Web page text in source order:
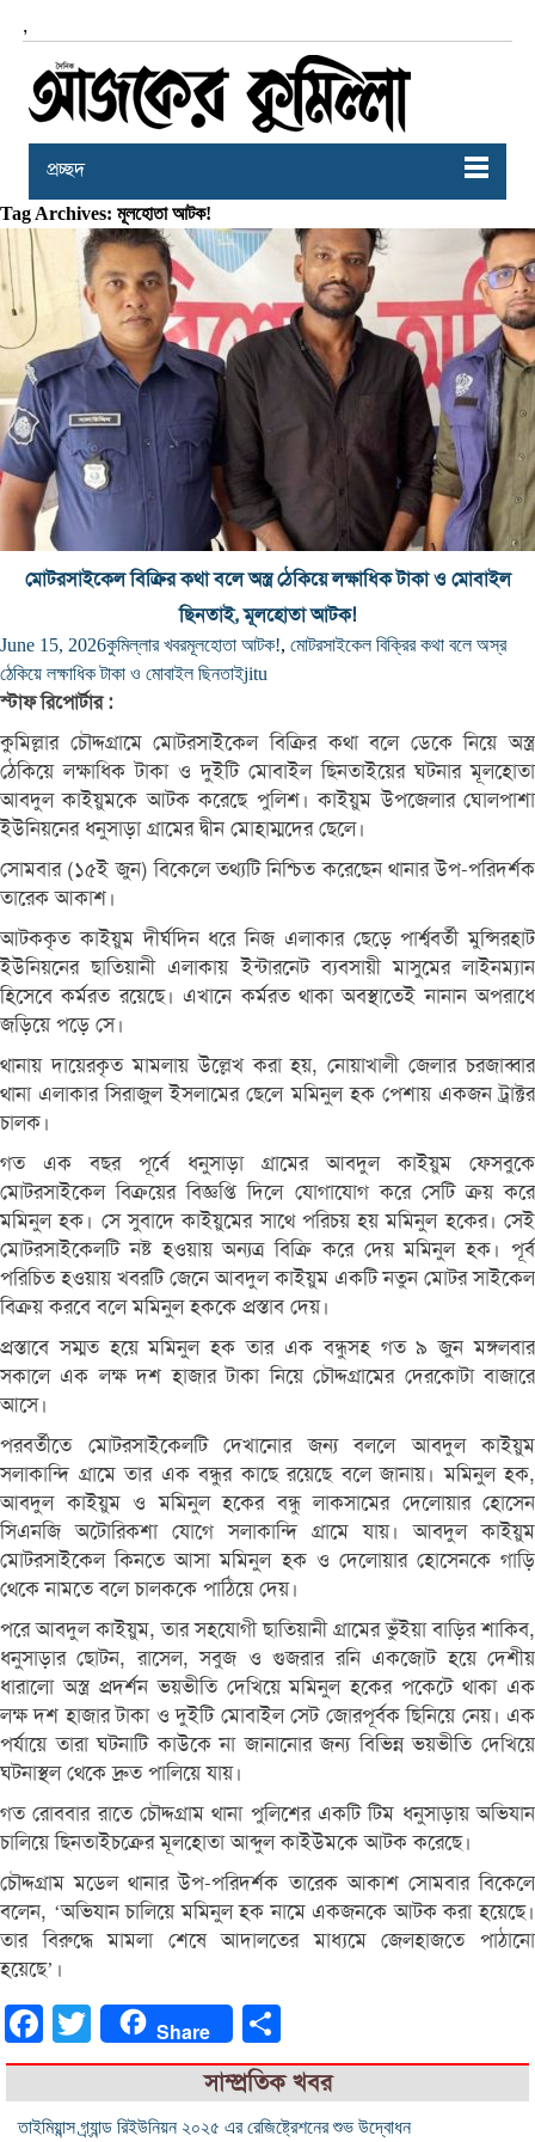
,
প্রচ্ছদ
Tag Archives: মূলহোতা আটক!
মোটরসাইকেল বিক্রির কথা বলে অস্ত্র ঠেকিয়ে লক্ষাধিক টাকা ও মোবাইল
ছিনতাই, মূলহোতা আটক!
June 15, 2026কুমিল্লার খবরমূলহোতা আটক!, মোটরসাইকেল বিক্রির কথা বলে অস্র
ঠেকিয়ে লক্ষাধিক টাকা ও মোবাইল ছিনতাইjitu
স্টাফ রিপোর্টার :
কুমিল্লার চৌদ্দগ্রামে মোটরসাইকেল বিক্রির কথা বলে ডেকে নিয়ে অস্ত্র
ঠেকিয়ে লক্ষাধিক টাকা ও দুইটি মোবাইল ছিনতাইয়ের ঘটনার মূলহোতা
আবদুল কাইয়ুমকে আটক করেছে পুলিশ। কাইয়ুম উপজেলার ঘোলপাশা
ইউনিয়নের ধনুসাড়া গ্রামের দ্বীন মোহাম্মদের ছেলে।
সোমবার (১৫ই জুন) বিকেলে তথ্যটি নিশ্চিত করেছেন থানার উপ-পরিদর্শক
তারেক আকাশ।
আটককৃত কাইয়ুম দীর্ঘদিন ধরে নিজ এলাকার ছেড়ে পার্শ্ববর্তী মুন্সিরহাট
ইউনিয়নের ছাতিয়ানী এলাকায় ইন্টারনেট ব্যবসায়ী মাসুমের লাইনম্যান
হিসেবে কর্মরত রয়েছে। এখানে কর্মরত থাকা অবস্থাতেই নানান অপরাধে
জড়িয়ে পড়ে সে।
থানায় দায়েরকৃত মামলায় উল্লেখ করা হয়, নোয়াখালী জেলার চরজাব্বার
থানা এলাকার সিরাজুল ইসলামের ছেলে মমিনুল হক পেশায় একজন ট্রাক্টর
চালক।
গত এক বছর পূর্বে ধনুসাড়া গ্রামের আবদুল কাইয়ুম ফেসবুকে
মোটরসাইকেল বিক্রয়ের বিজ্ঞপ্তি দিলে যোগাযোগ করে সেটি ক্রয় করে
মমিনুল হক। সে সুবাদে কাইয়ুমের সাথে পরিচয় হয় মমিনুল হকের। সেই
মোটরসাইকেলটি নষ্ট হওয়ায় অন্যত্র বিক্রি করে দেয় মমিনুল হক। পূর্ব
পরিচিত হওয়ায় খবরটি জেনে আবদুল কাইয়ুম একটি নতুন মোটর সাইকেল
বিক্রয় করবে বলে মমিনুল হককে প্রস্তাব দেয়।
প্রস্তাবে সম্মত হয়ে মমিনুল হক তার এক বন্ধুসহ গত ৯ জুন মঙ্গলবার
সকালে এক লক্ষ দশ হাজার টাকা নিয়ে চৌদ্দগ্রামের দেরকোটা বাজারে
আসে।
পরবর্তীতে মোটরসাইকেলটি দেখানোর জন্য বললে আবদুল কাইয়ুম
সলাকান্দি গ্রামে তার এক বন্ধুর কাছে রয়েছে বলে জানায়। মমিনুল হক,
আবদুল কাইয়ুম ও মমিনুল হকের বন্ধু লাকসামের দেলোয়ার হোসেন
সিএনজি অটোরিকশা যোগে সলাকান্দি গ্রামে যায়। আবদুল কাইয়ুম
মোটরসাইকেল কিনতে আসা মমিনুল হক ও দেলোয়ার হোসেনকে গাড়ি
থেকে নামতে বলে চালককে পাঠিয়ে দেয়।
পরে আবদুল কাইয়ুম, তার সহযোগী ছাতিয়ানী গ্রামের ভুঁইয়া বাড়ির শাকিব,
ধনুসাড়ার ছোটন, রাসেল, সবুজ ও গুজরার রনি একজোট হয়ে দেশীয়
ধারালো অস্ত্র প্রদর্শন ভয়ভীতি দেখিয়ে মমিনুল হকের পকেটে থাকা এক
লক্ষ দশ হাজার টাকা ও দুইটি মোবাইল সেট জোরপূর্বক ছিনিয়ে নেয়। এক
পর্যায়ে তারা ঘটনাটি কাউকে না জানানোর জন্য বিভিন্ন ভয়ভীতি দেখিয়ে
ঘটনাস্থল থেকে দ্রুত পালিয়ে যায়।
গত রোববার রাতে চৌদ্দগ্রাম থানা পুলিশের একটি টিম ধনুসাড়ায় অভিযান
চালিয়ে ছিনতাইচক্রের মূলহোতা আব্দুল কাইউমকে আটক করেছে।
চৌদ্দগ্রাম মডেল থানার উপ-পরিদর্শক তারেক আকাশ সোমবার বিকেলে
বলেন, ‘অভিযান চালিয়ে মমিনুল হক নামে একজনকে আটক করা হয়েছে।
তার বিরুদ্ধে মামলা শেষে আদালতের মাধ্যমে জেলহাজতে পাঠানো
হয়েছে’।
FacebookTwitter Share
সাম্প্রতিক খবর
তাইমিয়ান্স গ্র্যান্ড রিইউনিয়ন ২০২৫ এর রেজিষ্ট্রেশনের শুভ উদ্বোধন